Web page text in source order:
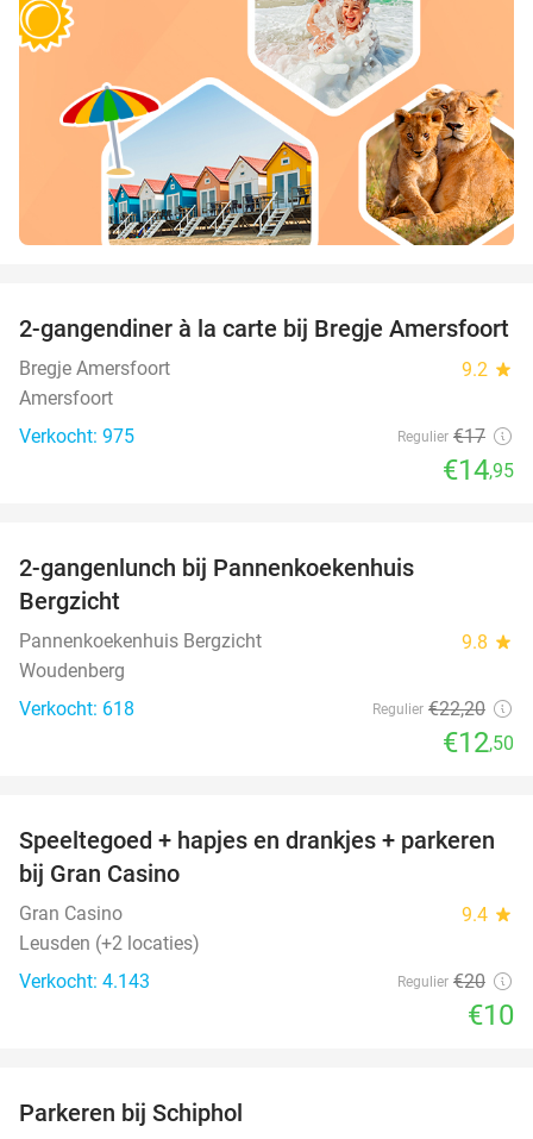
12%
2-gangendiner à la carte bij Bregje Amersfoort
Bregje Amersfoort 9.2 star
Amersfoort
Verkocht: 975
Regulier €17
€14,95
2-gangenlunch bij Pannenkoekenhuis
Bergzicht
Pannenkoekenhuis Bergzicht 9.8 star
Woudenberg
Verkocht: 618
Regulier €22,20
€12,50
50%
Speeltegoed + hapjes en drankjes + parkeren
bij Gran Casino
Gran Casino 9.4 star
Leusden (+2 locaties)
Verkocht: 4.143
Regulier €20
€10
Parkeren bij Schiphol